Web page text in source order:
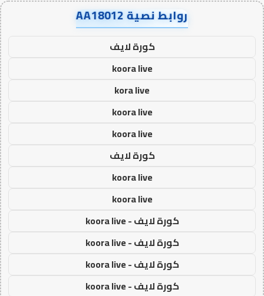
روابط نصية AA18012
كورة لايف
koora live
kora live
koora live
koora live
كورة لايف
koora live
koora live
كورة لايف - koora live
كورة لايف - koora live
كورة لايف - koora live
كورة لايف - koora live